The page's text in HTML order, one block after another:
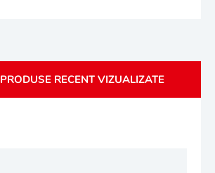
PRODUSE RECENT VIZUALIZATE